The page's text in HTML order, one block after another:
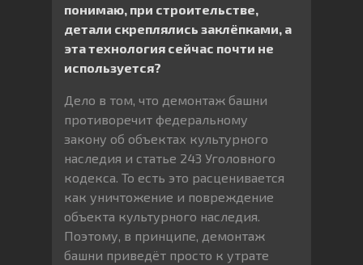
понимаю, при строительстве,
детали скреплялись заклёпками, а
эта технология сейчас почти не
используется?
Дело в том, что демонтаж башни
противоречит федеральному
закону об объектах культурного
наследия и статье 243 Уголовного
кодекса. То есть это расценивается
как уничтожение и повреждение
объекта культурного наследия.
Поэтому, в принципе, демонтаж
башни приведёт просто к утрате